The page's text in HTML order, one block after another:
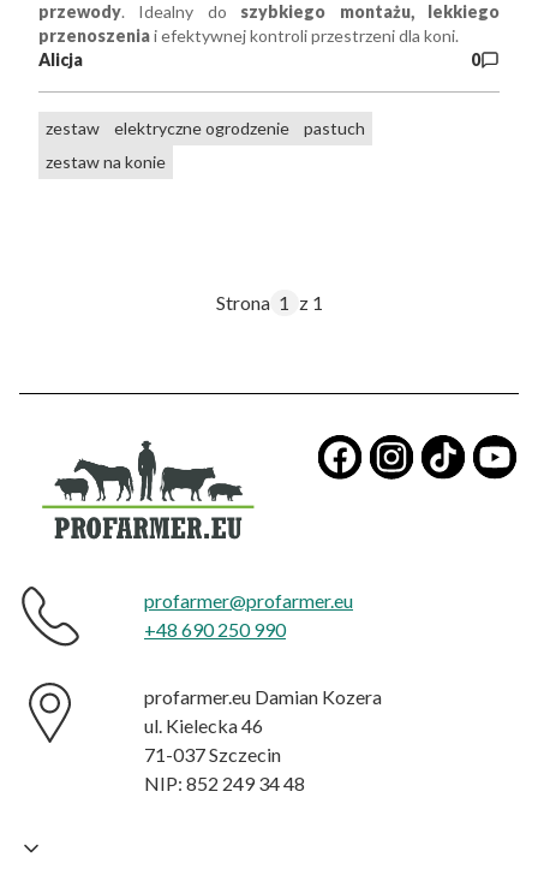
przewody. Idealny do szybkiego montażu, lekkiego
przenoszeniai efektywnej kontroli przestrzeni dla koni.
Alicja
0
zestaw elektryczne ogrodzenie
pastuch
zestaw na konie
Strona z 1
profarmer@profarmer.eu
+48 690 250 990
profarmer.eu Damian Kozera
ul. Kielecka 46
71-037 Szczecin
NIP: 852 249 34 48